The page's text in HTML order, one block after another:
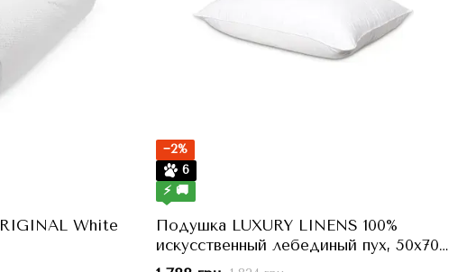
White
−2%
6
⚡ 🚚
Подушка LUXURY LINENS 100%
искусственный лебединый пух, 50x70
см